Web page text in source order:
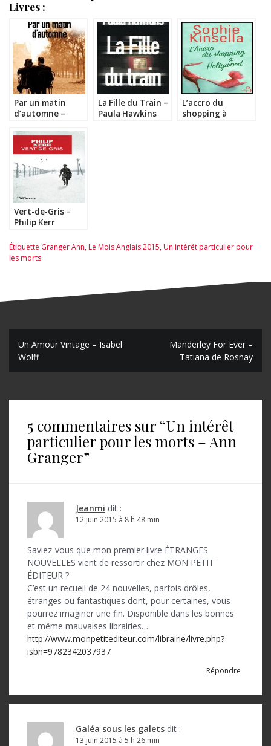
Livres :
Par un matin
d’automne –
La Fille du Train –
Paula Hawkins
L’accro du
shopping à
Vert-de-Gris –
Philip Kerr
Étiquette Granger Ann,Le Mois Anglais 2015,Un intérêt particulier pour
les morts
N
a
i
c
Un Amour Vintage – Isabel
Wolff
Manderley For Ever –
Tatiana de Rosnay
5 commentaires sur “Un intérêt
particulier pour les morts – Ann
Granger”
Jeanmi dit :
12 juin 2015 à 8 h 48 min
Saviez-vous que mon premier livre ÉTRANGES
NOUVELLES vient de ressortir chez MON PETIT
ÉDITEUR ?
C’est un recueil de 24 nouvelles, parfois drôles,
étranges ou fantastiques dont, pour certaines, vous
pourrez imaginer une fin. Disponible dans les bonnes
et même mauvaises librairies…
http://www.monpetitediteur.com/librairie/livre.php?
isbn=9782342037937
Répondre
Galéa sous les galets dit :
13 juin 2015 à 5 h 26 min